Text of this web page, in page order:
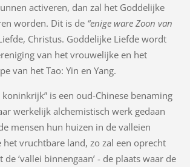
activeren, dan zal het Goddelijke
worden. Dit is de “enige ware Zoon van
Christus. Goddelijke Liefde wordt
van het vrouwelijke en het
van het Tao: Yin en Yang.
koninkrijk” is een oud-Chinese benaming
werkelijk alchemistisch werk gedaan
mensen hun huizen in de valleien
het vruchtbare land, zo zal een oprecht
‘vallei binnengaan’ - de plaats waar de